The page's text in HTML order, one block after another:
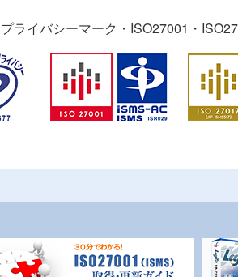
ライバシーマーク・ISO27001・